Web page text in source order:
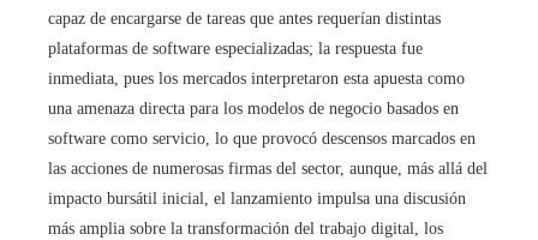
capaz de encargarse de tareas que antes requerían distintas
plataformas de software especializadas; la respuesta fue
inmediata, pues los mercados interpretaron esta apuesta como
una amenaza directa para los modelos de negocio basados en
software como servicio, lo que provocó descensos marcados en
las acciones de numerosas firmas del sector, aunque, más allá del
impacto bursátil inicial, el lanzamiento impulsa una discusión
más amplia sobre la transformación del trabajo digital, los